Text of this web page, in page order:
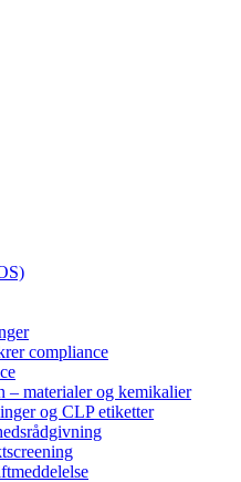
compliance
materialer og kemikalier
og CLP etiketter